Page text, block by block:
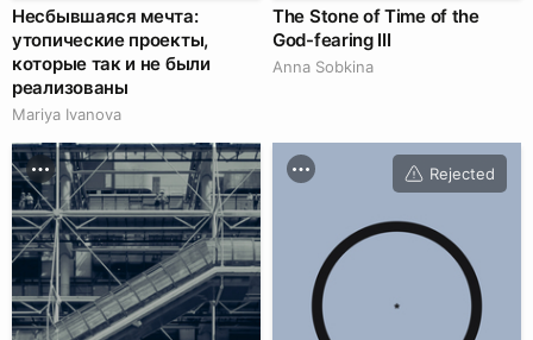
Несбывшаяся мечта:
утопические проекты,
которые так и не были
реализованы
Mariya Ivanova
The Stone of Time of the
God-fearing III
Anna Sobkina
Rejected